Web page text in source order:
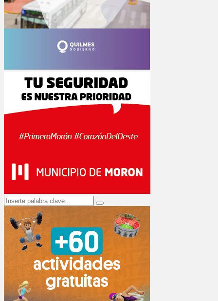
Search
for:
Search